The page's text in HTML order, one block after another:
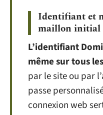
Identifiant et
maillon initial
L’identifiant
même sur tous
par le site ou par
passe
connexion web